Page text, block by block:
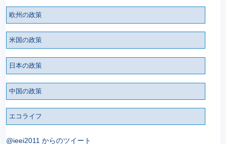
欧州の政策
米国の政策
日本の政策
中国の政策
エコライフ
@ieei2011 からのツイート